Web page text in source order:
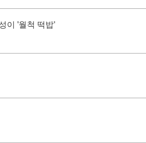
이 '월척 떡밥'